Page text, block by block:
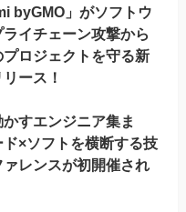
byGMO」がソフトウ
ライチェーン攻撃から
プロジェクトを守る新
ース！
すエンジニア集ま
×ソフトを横断する技
レンスが初開催され